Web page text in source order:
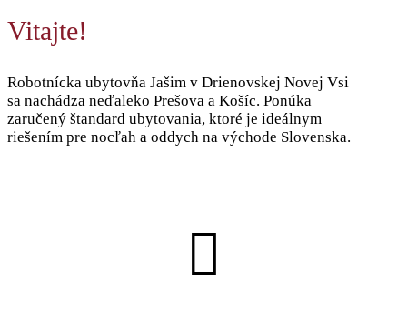
Vitajte!
Robotnícka ubytovňa Jašim v Drienovskej Novej Vsi
sa nachádza neďaleko Prešova a Košíc. Ponúka
zaručený štandard ubytovania, ktoré je ideálnym
riešením pre nocľah a oddych na východe Slovenska.